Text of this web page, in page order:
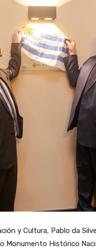
y Cultura, Pablo da
Monumento Histórico